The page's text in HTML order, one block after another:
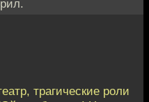
трагические роли